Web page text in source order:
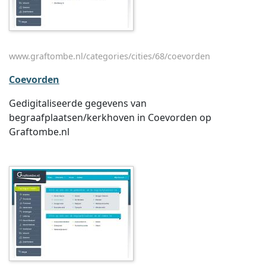
www.graftombe.nl/categories/cities/68/coevorden
Coevorden
Gedigitaliseerde gegevens van
begraafplaatsen/kerkhoven in Coevorden op
Graftombe.nl